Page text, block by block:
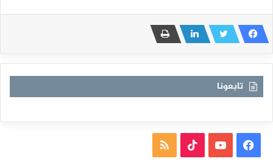
تابعونا
فيسبوكيوتيوب TikTokملخص